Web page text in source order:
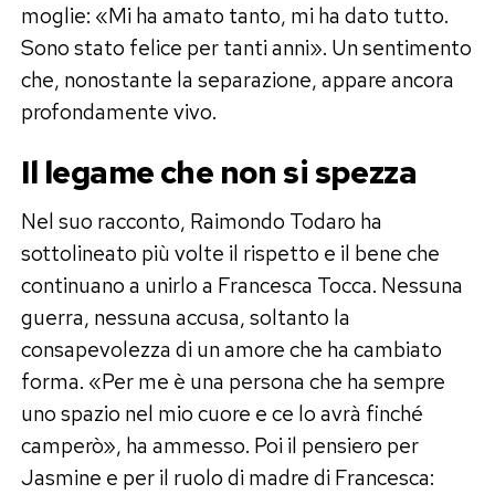
moglie: «Mi ha amato tanto, mi ha dato tutto.
Sono stato felice per tanti anni». Un sentimento
che, nonostante la separazione, appare ancora
profondamente vivo.
Il legame che non si spezza
Nel suo racconto, Raimondo Todaro ha
sottolineato più volte il rispetto e il bene che
continuano a unirlo a Francesca Tocca. Nessuna
guerra, nessuna accusa, soltanto la
consapevolezza di un amore che ha cambiato
forma. «Per me è una persona che ha sempre
uno spazio nel mio cuore e ce lo avrà finché
camperò», ha ammesso. Poi il pensiero per
Jasmine e per il ruolo di madre di Francesca: